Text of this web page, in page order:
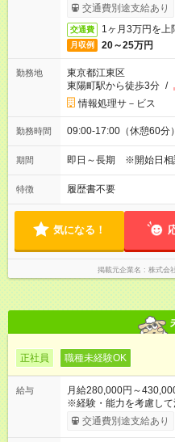
交通費別途支給あり
交通費 1ヶ月3万円を上
月収例 20～25万円
勤務地
東京都江東区
東陽町駅から徒歩3分 /
情報処理サ－ビス
勤務時間 09:00-17:00（休憩60分
期間 即日～長期 ※開始日相
特徴 履歴書不要
気になる！
掲載元企業名 株式会
正社員 職種未経験OK
給与
月給280,000円～
交通費別途支給あり